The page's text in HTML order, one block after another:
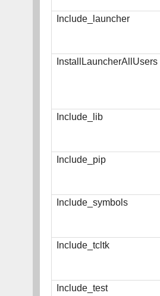
Include_launcher
InstallLauncherAllUsers
Include_lib
Include_pip
Include_symbols
Include_tcltk
Include_test